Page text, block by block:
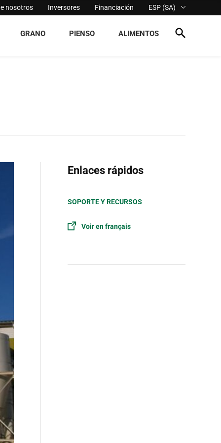
nosotros Inversores Financiación ESP (SA)
GRANO PIENSO ALIMENTOS
Enlaces rápidos
SOPORTE Y RECURSOS
Voir en français